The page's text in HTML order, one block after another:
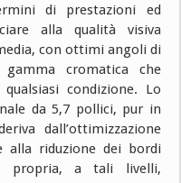
di prestazioni ed
alla qualità visiva
con ottimi angoli di
cromatica che
condizione. Lo
da 5,7 pollici, pur in
dall’ottimizzazione
alla riduzione dei bordi
propria, a tali livelli,